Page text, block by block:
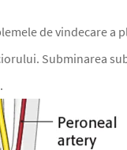
de vindecare a
Subminarea